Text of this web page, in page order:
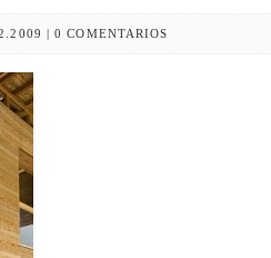
| 0 COMENTARIOS